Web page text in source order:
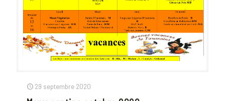
29 septembre 2020